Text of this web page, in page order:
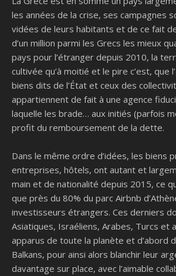
les années de la crise, ses campagnes
vidées de leurs habitants et de ce fait
d’un million parmi les Grecs les mieux
pays pour l’étranger depuis 2010, la
cultivée qu’à moitié et le pire c’est, que
biens dits de l’État et ceux des
appartiennent de fait à une agence
laquelle les brade… aux initiés (parfois
profit du remboursement de la dette.
Dans le même ordre d’idées, les biens
entreprises, hôtels, ont autant et
main et de nationalité depuis 2015, ce
que près du 80% du parc Airbnb
investisseurs étrangers. Ces derniers
Asiatiques, Israéliens, Arabes, Turcs et
apparus de toute la planète et d’abord
Balkans, pour ainsi alors blanchir leur
davantage sur place, avec l’aimable